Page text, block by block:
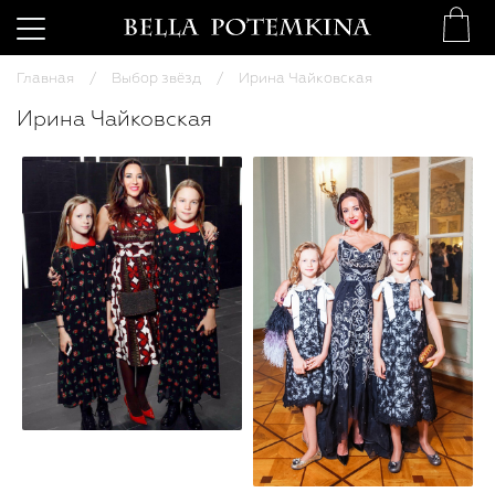
Главная Выбор звёзд Ирина Чайковская
Ирина Чайковская